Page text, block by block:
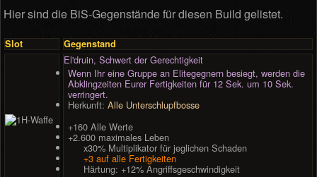
Hier sind die BiS-Gegenstände für diesen Build gelistet.
Slot Gegenstand
El'druin, Schwert der Gerechtigkeit
Wenn Ihr eine Gruppe an Elitegegnern besiegt, werden die
Abklingzeiten Eurer Fertigkeiten für 12 Sek. um 10 Sek.
verringert.
Herkunft:Alle Unterschlupfbosse
+160 Alle Werte
+2.600 maximales Leben
x30% Multiplikator für jeglichen Schaden
+3 auf alle Fertigkeiten
Härtung: +12% Angriffsgeschwindigkeit